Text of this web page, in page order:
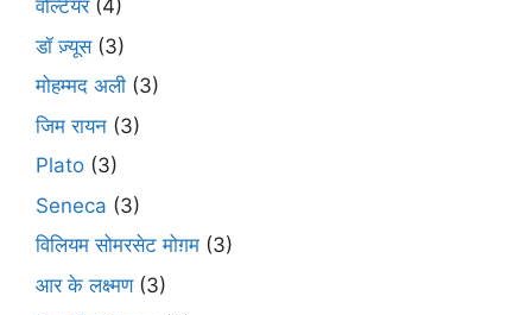
वोल्टेयर(4)
डॉ ज़्यूस(3)
मोहम्मद अली (3)
जिम रायन (3)
Plato (3)
Seneca (3)
विलियम सोमरसेट मोग़म (3)
आर के लक्ष्मण(3)